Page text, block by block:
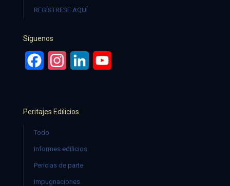
REGÍSTRESE AQUÍ
Síguenos
FacebookInstagramLinkedIn
Peritajes Edilicios
Todo
Informes edilicios
Pericias de parte
Impugnaciones